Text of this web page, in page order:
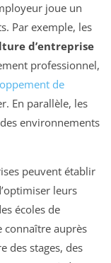
joue un
Par exemple, les
d’entreprise
professionnel,
de
En parallèle, les
environnements
peuvent établir
leurs
écoles de
connaître auprès
des stages, des